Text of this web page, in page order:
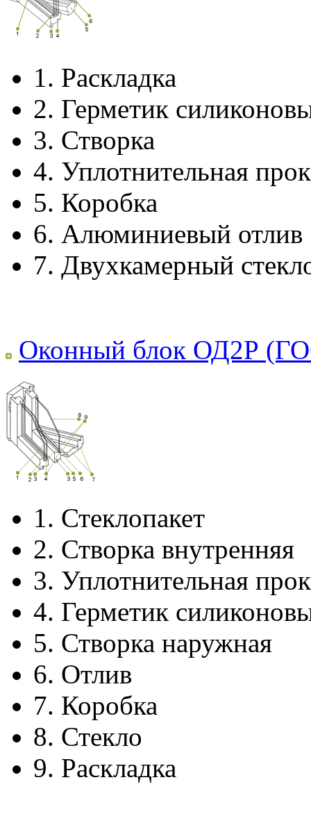
1. Раскладка
2. Герметик
3. Створка
4. Уплотнительная
5. Коробка
6. Алюминиевый отлив
7. Двухкамерный
Оконный блок ОД2Р
1. Стеклопакет
2. Створка внутренняя
3. Уплотнительная
4. Герметик
5. Створка наружная
6. Отлив
7. Коробка
8. Стекло
9. Раскладка